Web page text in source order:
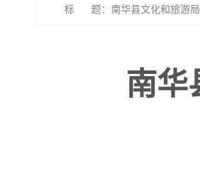
标 题：南华县文化和旅游局
南华